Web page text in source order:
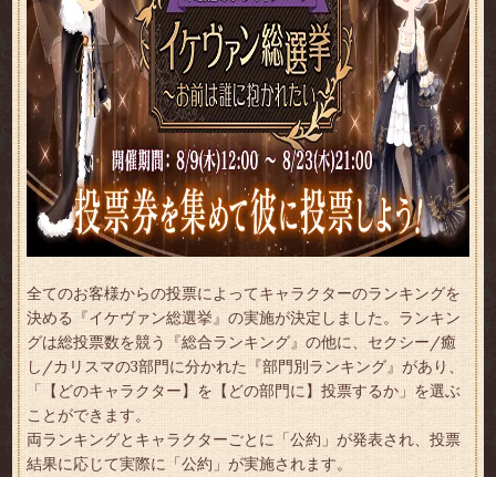
全てのお客様からの投票によってキャラクターのランキングを
決める『イケヴァン総選挙』の実施が決定しました。ランキン
グは総投票数を競う『総合ランキング』の他に、セクシー/癒
し/カリスマの3部門に分かれた『部門別ランキング』があり、
「【どのキャラクター】を【どの部門に】投票するか」を選ぶ
ことができます。
両ランキングとキャラクターごとに「公約」が発表され、投票
結果に応じて実際に「公約」が実施されます。